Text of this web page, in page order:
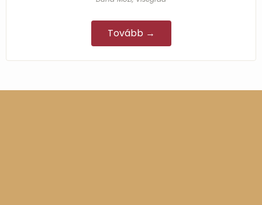
Tovább →